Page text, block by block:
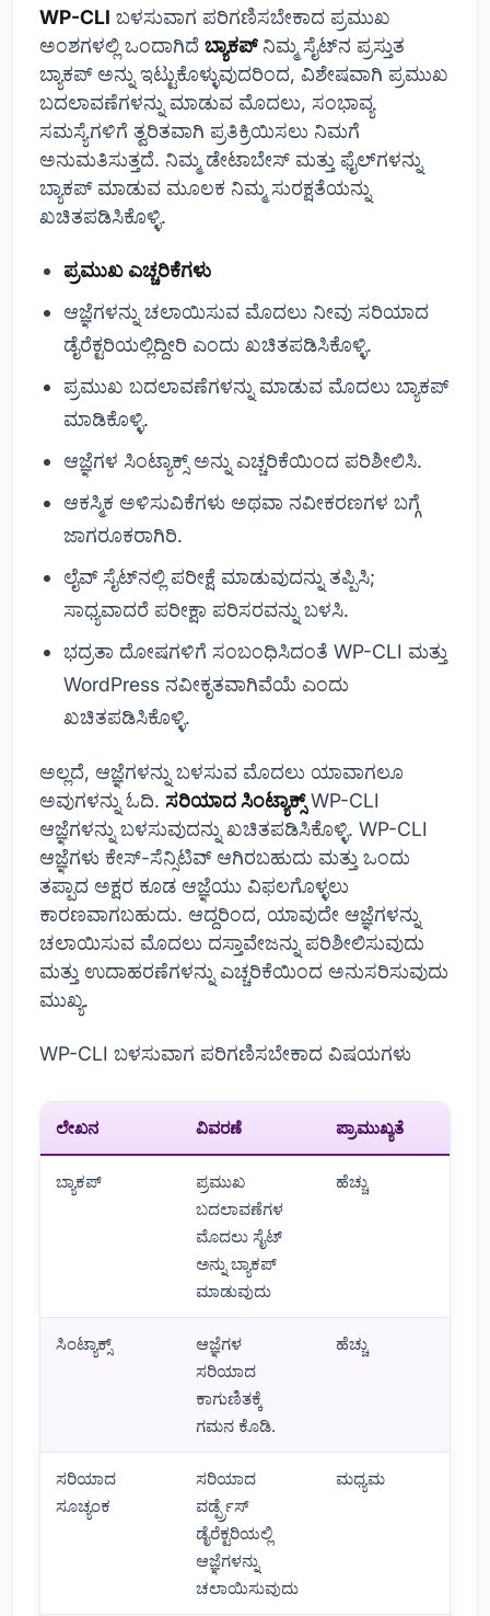
WP-CLI ಬಳಸುವಾಗ ಪರಿಗಣಿಸಬೇಕಾದ ಪ್ರಮುಖ
ಅಂಶಗಳಲ್ಲಿ ಒಂದಾಗಿದೆ ಬ್ಯಾಕಪ್ನಿಮ್ಮ ಸೈಟ್‌ನ ಪ್ರಸ್ತುತ
ಬ್ಯಾಕಪ್ ಅನ್ನು ಇಟ್ಟುಕೊಳ್ಳುವುದರಿಂದ, ವಿಶೇಷವಾಗಿ ಪ್ರಮುಖ
ಬದಲಾವಣೆಗಳನ್ನು ಮಾಡುವ ಮೊದಲು, ಸಂಭಾವ್ಯ
ಸಮಸ್ಯೆಗಳಿಗೆ ತ್ವರಿತವಾಗಿ ಪ್ರತಿಕ್ರಿಯಿಸಲು ನಿಮಗೆ
ಅನುಮತಿಸುತ್ತದೆ. ನಿಮ್ಮ ಡೇಟಾಬೇಸ್ ಮತ್ತು ಫೈಲ್‌ಗಳನ್ನು
ಬ್ಯಾಕಪ್ ಮಾಡುವ ಮೂಲಕ ನಿಮ್ಮ ಸುರಕ್ಷತೆಯನ್ನು
ಖಚಿತಪಡಿಸಿಕೊಳ್ಳಿ.
ಪ್ರಮುಖ ಎಚ್ಚರಿಕೆಗಳು
ಆಜ್ಞೆಗಳನ್ನು ಚಲಾಯಿಸುವ ಮೊದಲು ನೀವು ಸರಿಯಾದ
ಡೈರೆಕ್ಟರಿಯಲ್ಲಿದ್ದೀರಿ ಎಂದು ಖಚಿತಪಡಿಸಿಕೊಳ್ಳಿ.
ಪ್ರಮುಖ ಬದಲಾವಣೆಗಳನ್ನು ಮಾಡುವ ಮೊದಲು ಬ್ಯಾಕಪ್
ಮಾಡಿಕೊಳ್ಳಿ.
ಆಜ್ಞೆಗಳ ಸಿಂಟ್ಯಾಕ್ಸ್ ಅನ್ನು ಎಚ್ಚರಿಕೆಯಿಂದ ಪರಿಶೀಲಿಸಿ.
ಆಕಸ್ಮಿಕ ಅಳಿಸುವಿಕೆಗಳು ಅಥವಾ ನವೀಕರಣಗಳ ಬಗ್ಗೆ
ಜಾಗರೂಕರಾಗಿರಿ.
ಲೈವ್ ಸೈಟ್‌ನಲ್ಲಿ ಪರೀಕ್ಷೆ ಮಾಡುವುದನ್ನು ತಪ್ಪಿಸಿ;
ಸಾಧ್ಯವಾದರೆ ಪರೀಕ್ಷಾ ಪರಿಸರವನ್ನು ಬಳಸಿ.
ಭದ್ರತಾ ದೋಷಗಳಿಗೆ ಸಂಬಂಧಿಸಿದಂತೆ WP-CLI ಮತ್ತು
WordPress ನವೀಕೃತವಾಗಿವೆಯೆ ಎಂದು
ಖಚಿತಪಡಿಸಿಕೊಳ್ಳಿ.
ಅಲ್ಲದೆ, ಆಜ್ಞೆಗಳನ್ನು ಬಳಸುವ ಮೊದಲು ಯಾವಾಗಲೂ
ಅವುಗಳನ್ನು ಓದಿ. ಸರಿಯಾದ ಸಿಂಟ್ಯಾಕ್ಸ್WP-CLI
ಆಜ್ಞೆಗಳನ್ನು ಬಳಸುವುದನ್ನು ಖಚಿತಪಡಿಸಿಕೊಳ್ಳಿ. WP-CLI
ಆಜ್ಞೆಗಳು ಕೇಸ್-ಸೆನ್ಸಿಟಿವ್ ಆಗಿರಬಹುದು ಮತ್ತು ಒಂದು
ತಪ್ಪಾದ ಅಕ್ಷರ ಕೂಡ ಆಜ್ಞೆಯು ವಿಫಲಗೊಳ್ಳಲು
ಕಾರಣವಾಗಬಹುದು. ಆದ್ದರಿಂದ, ಯಾವುದೇ ಆಜ್ಞೆಗಳನ್ನು
ಚಲಾಯಿಸುವ ಮೊದಲು ದಸ್ತಾವೇಜನ್ನು ಪರಿಶೀಲಿಸುವುದು
ಮತ್ತು ಉದಾಹರಣೆಗಳನ್ನು ಎಚ್ಚರಿಕೆಯಿಂದ ಅನುಸರಿಸುವುದು
ಮುಖ್ಯ.
WP-CLI ಬಳಸುವಾಗ ಪರಿಗಣಿಸಬೇಕಾದ ವಿಷಯಗಳು
ಲೇಖನ ವಿವರಣೆ ಪ್ರಾಮುಖ್ಯತೆ
ಬ್ಯಾಕಪ್
ಪ್ರಮುಖ
ಬದಲಾವಣೆಗಳ
ಮೊದಲು ಸೈಟ್
ಅನ್ನು ಬ್ಯಾಕಪ್
ಮಾಡುವುದು
ಹೆಚ್ಚು
ಸಿಂಟ್ಯಾಕ್ಸ್
ಆಜ್ಞೆಗಳ
ಸರಿಯಾದ
ಕಾಗುಣಿತಕ್ಕೆ
ಗಮನ ಕೊಡಿ.
ಹೆಚ್ಚು
ಸರಿಯಾದ
ಸೂಚ್ಯಂಕ
ಸರಿಯಾದ
ವರ್ಡ್ಪ್ರೆಸ್
ಡೈರೆಕ್ಟರಿಯಲ್ಲಿ
ಆಜ್ಞೆಗಳನ್ನು
ಚಲಾಯಿಸುವುದು
ಮಧ್ಯಮ